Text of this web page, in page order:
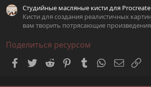
Студийные масляные кисти для Procreate
Кисти для создания реалистичных
вам творить потрясающие
Поделиться ресурсом
Facebook
Twitter Reddit PinterestTumblrWhatsApp